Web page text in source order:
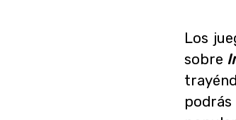
Los
sobre